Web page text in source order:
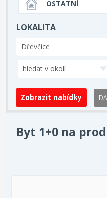
OSTATNÍ
LOKALITA
hledat v okolí
Byt 1+0 na